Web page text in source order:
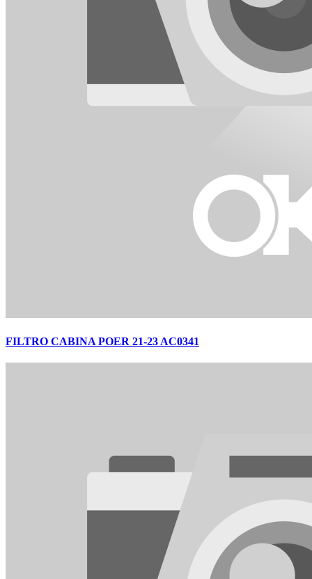
FILTRO CABINA POER 21-23 AC0341